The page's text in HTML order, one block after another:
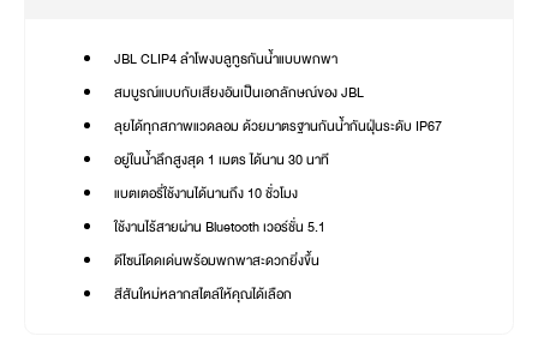
JBL CLIP4 ลำโพงบลูทูธกันน้ำแบบพกพา
สมบูรณ์แบบกับเสียงอันเป็นเอกลักษณ์ของ JBL
ลุยได้ทุกสภาพแวดลอม ด้วยมาตรฐานกันน้ำกันฝุ่นระดับ IP67
อยู่ในน้ำลึกสูงสุด 1 เมตร ได้นาน 30 นาที
แบตเตอรี่ใช้งานได้นานถึง 10 ชั่วโมง
ใช้งานไร้สายผ่าน Bluetooth เวอร์ชั่น 5.1
ดีไซน์โดดเด่นพร้อมพกพาสะดวกยิ่งขึ้น
สีสันใหม่หลากสไตล์ให้คุณได้เลือก